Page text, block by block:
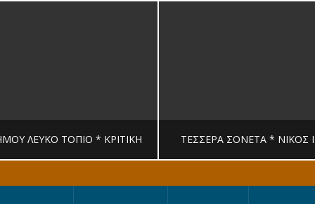
ΛΕΥΚΟ ΤΟΠΙΟ * ΚΡΙΤΙΚΉ ΤΈΣΣΕΡΑ ΣΟΝΈΤΑ * ΝΊΚΟΣ